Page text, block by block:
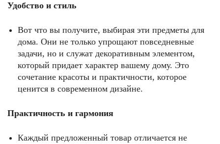
Удобство и стиль
Вот что вы получите, выбирая эти предметы для
дома. Они не только упрощают повседневные
задачи, но и служат декоративным элементом,
который придает характер вашему дому. Это
сочетание красоты и практичности, которое
ценится в современном дизайне.
Практичность и гармония
Каждый предложенный товар отличается не